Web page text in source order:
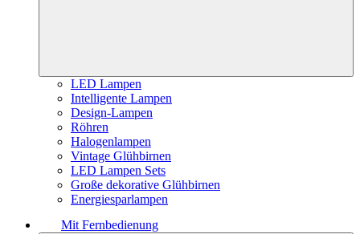
LED Lampen
Intelligente Lampen
Design-Lampen
Röhren
Halogenlampen
Vintage Glühbirnen
LED Lampen Sets
Große dekorative Glühbirnen
Energiesparlampen
Mit Fernbedienung